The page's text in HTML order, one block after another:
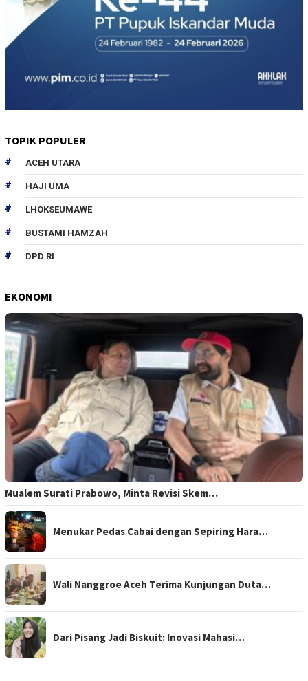
TOPIK POPULER
ACEH UTARA
HAJI UMA
LHOKSEUMAWE
BUSTAMI HAMZAH
DPD RI
EKONOMI
Mualem Surati Prabowo, Minta Revisi Skem…
Menukar Pedas Cabai dengan Sepiring Hara…
Wali Nanggroe Aceh Terima Kunjungan Duta…
Dari Pisang Jadi Biskuit: Inovasi Mahasi…